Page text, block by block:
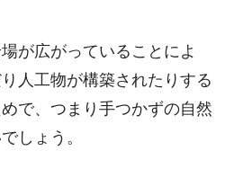
が広がっていることによ
人工物が構築されたりする
で、つまり手つかずの自然
しょう。